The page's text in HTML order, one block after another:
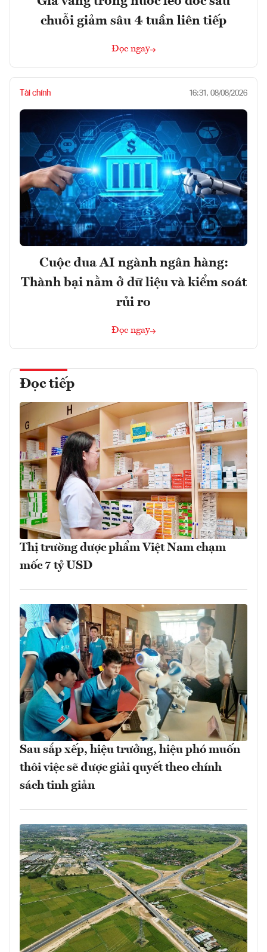
chuỗi giảm sâu 4 tuần liên tiếp
Đọc ngay
Tài chính 16:31, 08/08/2026
Cuộc đua AI ngành ngân hàng:
Thành bại nằm ở dữ liệu và kiểm soát
rủi ro
Đọc ngay
Đọc tiếp
Thị trường dược phẩm Việt Nam chạm
mốc 7 tỷ USD
Sau sắp xếp, hiệu trưởng, hiệu phó muốn
thôi việc sẽ được giải quyết theo chính
sách tinh giản